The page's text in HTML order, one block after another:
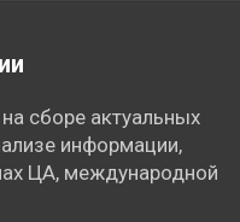
сборе актуальных
информации,
ЦА, международной